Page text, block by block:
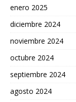
enero 2025
diciembre 2024
noviembre 2024
octubre 2024
septiembre 2024
agosto 2024